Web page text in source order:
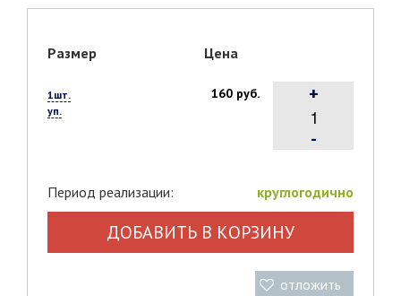
Размер Цена
1шт.
уп.
160 руб.
-
+
Период реализации: круглогодично
ДОБАВИТЬ В КОРЗИНУ
отложить